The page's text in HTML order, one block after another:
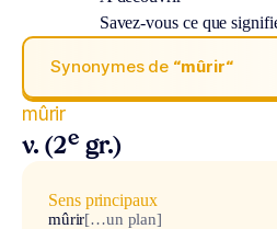
Savez-vous ce que
Synonymes de “mûrir“
mûrir
v. (2e gr.)
Sens principaux
mûrir[…un plan]